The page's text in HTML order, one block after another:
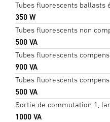
Tubes fluorescents ballasts
350 W
Tubes fluorescents non
500 VA
Tubes fluorescents
900 VA
Tubes fluorescents
500 VA
Sortie de commutation 1,
1000 VA